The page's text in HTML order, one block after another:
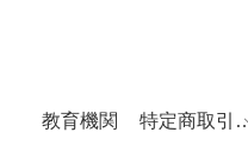
教育機関 特定商取引法